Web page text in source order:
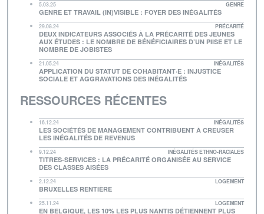
5.03.25 GENRE
GENRE ET TRAVAIL (IN)VISIBLE : FOYER DES INÉGALITÉS
29.08.24 PRÉCARITÉ
DEUX INDICATEURS ASSOCIÉS À LA PRÉCARITÉ DES JEUNES
AUX ÉTUDES : LE NOMBRE DE BÉNÉFICIAIRES D’UN PIISE ET LE
NOMBRE DE JOBISTES
21.05.24 INÉGALITÉS
APPLICATION DU STATUT DE COHABITANT·E : INJUSTICE
SOCIALE ET AGGRAVATIONS DES INÉGALITÉS
RESSOURCES RÉCENTES
16.12.24 INÉGALITÉS
LES SOCIÉTÉS DE MANAGEMENT CONTRIBUENT À CREUSER
LES INÉGALITÉS DE REVENUS
9.12.24 INÉGALITÉS ETHNO-RACIALES
TITRES-SERVICES : LA PRÉCARITÉ ORGANISÉE AU SERVICE
DES CLASSES AISÉES
2.12.24 LOGEMENT
BRUXELLES RENTIÈRE
25.11.24 LOGEMENT
EN BELGIQUE, LES 10% LES PLUS NANTIS DÉTIENNENT PLUS